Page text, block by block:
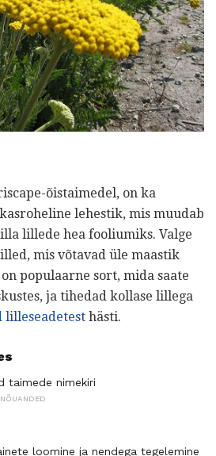
õistaimedel, on ka
lehestik, mis muudab
lillede hea fooliumiks. Valge
mis võtavad üle maastik
populaarne sort, mida saate
ja tihedad kollase lillega
lilleseadetest hästi.
taimede nimekiri
loomine ja nendega tegelemine